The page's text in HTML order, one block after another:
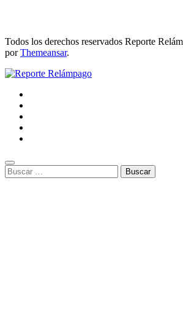
Todos los derechos reservados Reporte
porThemeansar.
Buscar: